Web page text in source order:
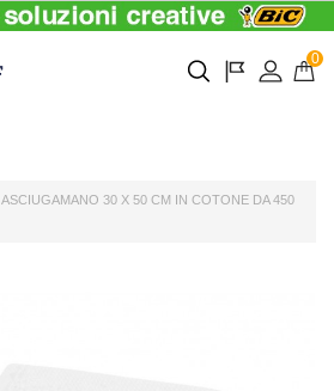
0
ASCIUGAMANO 30 X 50 CM IN COTONE DA 450